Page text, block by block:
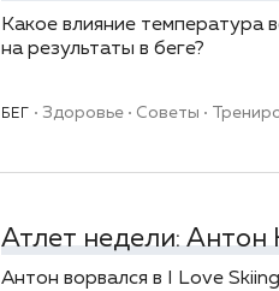
Какое влияние температура
на результаты в беге?
БЕГ Здоровье Советы
Атлет недели: Антон
Антон ворвался в I Love